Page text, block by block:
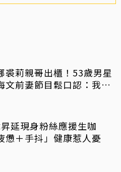
裘莉親哥出櫃！53歲男星
文前妻節目鬆口認：我是
昇延現身粉絲應援生咖
憊＋手抖」健康惹人憂